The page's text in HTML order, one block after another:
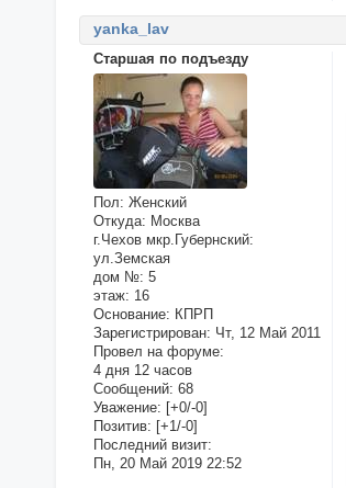
yanka_lav
Старшая по подъезду
Пол: Женский
Откуда: Москва
г.Чехов мкр.Губернский:
ул.Земская
дом №: 5
этаж: 16
Основание: КПРП
Зарегистрирован: Чт, 12 Май 2011
Провел на форуме:
4 дня 12 часов
Сообщений: 68
Уважение: [+0/-0]
Позитив: [+1/-0]
Последний визит:
Пн, 20 Май 2019 22:52